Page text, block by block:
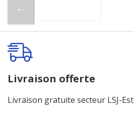
←
Livraison offerte
Livraison gratuite secteur LSJ-Est